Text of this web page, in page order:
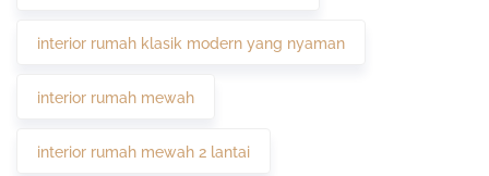
interior rumah klasik modern yang nyaman
interior rumah mewah
interior rumah mewah 2 lantai